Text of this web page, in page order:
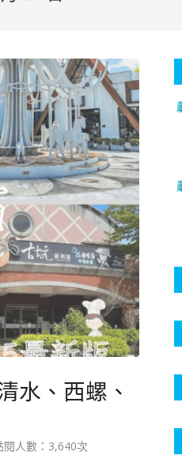
水、西螺、
閱人數：3,640次